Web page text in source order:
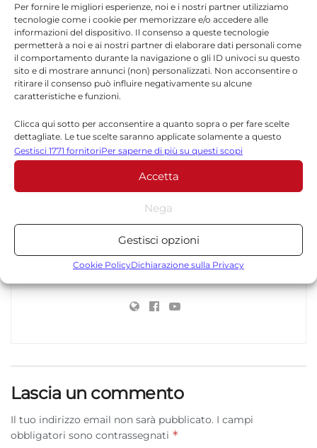
Per fornire le migliori esperienze, noi e i nostri partner utilizziamo
tecnologie come i cookie per memorizzare e/o accedere alle
informazioni del dispositivo. Il consenso a queste tecnologie
permetterà a noi e ai nostri partner di elaborare dati personali come
il comportamento durante la navigazione o gli ID univoci su questo
sito e di mostrare annunci (non) personalizzati. Non acconsentire o
ritirare il consenso può influire negativamente su alcune
caratteristiche e funzioni.
Clicca qui sotto per acconsentire a quanto sopra o per fare scelte
dettagliate. Le tue scelte saranno applicate solamente a questo
sito. È possibile modificare le impostazioni in qualsiasi momento,
compreso il ritiro del consenso, utilizzando i pulsanti della Cookie
Policy o cliccando sul pulsante di gestione del consenso nella parte
inferiore dello schermo.
Statistiche
Archiviare informazioni su dispositivo e/o accedervi, Misurare le
prestazioni degli annunci, Misurare le prestazioni dei contenuti,
combinazione di dati provenienti da fonti diverse.
pubblicità personalizzata, Utilizzare profili per la selezione di
pubblicità personalizzata, Creare profili per la personalizzazione
dei contenuti, Utilizzare profili per la selezione di contenuti
personalizzati, Sviluppare e migliorare i servizi, Utilizzare dati
Gestisci 1771 fornitoriPer saperne di più su questi scopi
Accetta
Nega
Gestisci opzioni
Cookie PolicyDichiarazione sulla Privacy
TORNA IN POLITICA
Redazione
da giornalisti, collaboratori e professionisti
dell’informazione che ogni giorno lavorano per
offrire notizie, approfondimenti e contenuti
accurati dedicati alla Sicilia, all’attualità, alla
politica, alla cronaca, alla cultura e allo sport. Un
team dinamico e indipendente che garantisce
qualità, tempestività e affidabilità.
Lascia un commento
Il tuo indirizzo email non sarà pubblicato. I campi
obbligatori sono contrassegnati *